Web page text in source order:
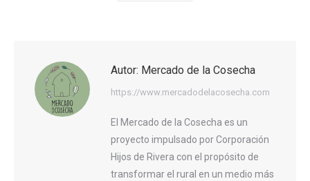
Autor: Mercado de la Cosecha
https://www.mercadodelacosecha.com
El Mercado de la Cosecha es un
proyecto impulsado por Corporación
Hijos de Rivera con el propósito de
transformar el rural en un medio más